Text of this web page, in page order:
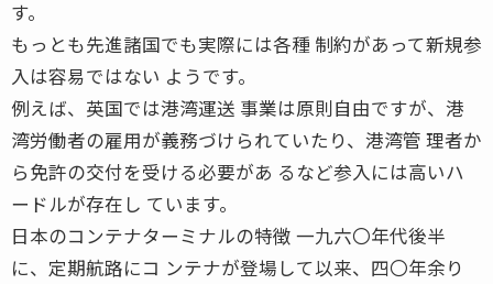
す。
もっとも先進諸国でも実際には各種 制約があって新規参
入は容易ではない ようです。
例えば、英国では港湾運送 事業は原則自由ですが、港
湾労働者の雇用が義務づけられていたり、港湾管 理者か
ら免許の交付を受ける必要があ るなど参入には高いハ
ードルが存在し ています。
日本のコンテナターミナルの特徴 一九六〇年代後半
に、定期航路にコ ンテナが登場して以来、四〇年余り